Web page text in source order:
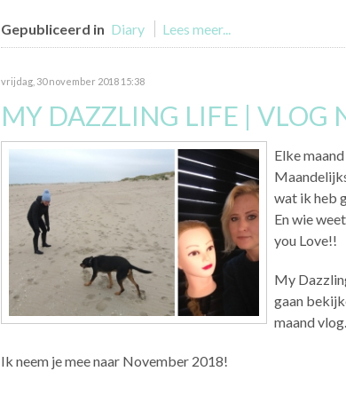
Gepubliceerd in Diary Lees meer...
vrijdag, 30 november 2018 15:38
MY DAZZLING LIFE | VLOG
Elke
wat ik heb
En wie
you Love!!
My
gaan
maand vlog.
Ik neem je mee naar November 2018!